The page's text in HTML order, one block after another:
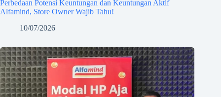
Perbedaan Potensi Keuntungan dan Keuntungan Aktif
Alfamind, Store Owner Wajib Tahu!
10/07/2026